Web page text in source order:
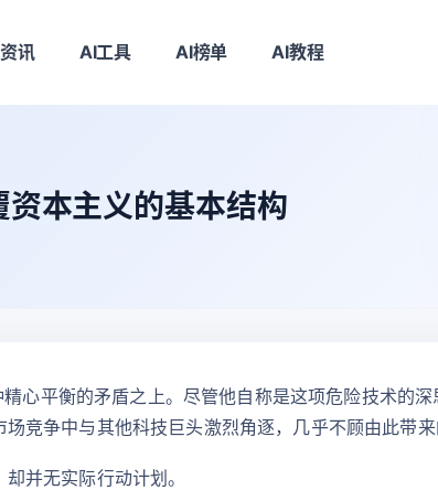
讯 AI工具 AI榜单 AI教程
资本主义的基本结构
心平衡的矛盾之上。尽管他自称是这项危险技术的
竞争中与其他科技巨头激烈角逐，几乎不顾由此带来
并无实际行动计划。